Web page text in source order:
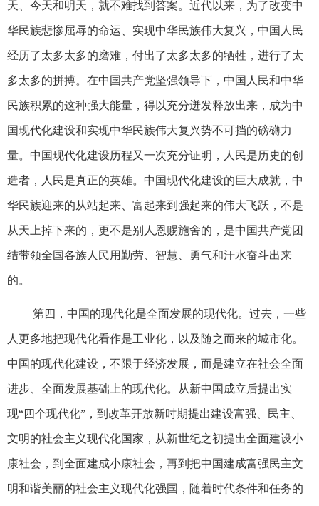
天、今天和明天，就不难找到答案。近代以来，为了改变中
华民族悲惨屈辱的命运、实现中华民族伟大复兴，中国人民
经历了太多太多的磨难，付出了太多太多的牺牲，进行了太
多太多的拼搏。在中国共产党坚强领导下，中国人民和中华
民族积累的这种强大能量，得以充分迸发释放出来，成为中
国现代化建设和实现中华民族伟大复兴势不可挡的磅礴力
量。中国现代化建设历程又一次充分证明，人民是历史的创
造者，人民是真正的英雄。中国现代化建设的巨大成就，中
华民族迎来的从站起来、富起来到强起来的伟大飞跃，不是
从天上掉下来的，更不是别人恩赐施舍的，是中国共产党团
结带领全国各族人民用勤劳、智慧、勇气和汗水奋斗出来
的。
第四，中国的现代化是全面发展的现代化。过去，一些
人更多地把现代化看作是工业化，以及随之而来的城市化。
中国的现代化建设，不限于经济发展，而是建立在社会全面
进步、全面发展基础上的现代化。从新中国成立后提出实
现“四个现代化”，到改革开放新时期提出建设富强、民主、
文明的社会主义现代化国家，从新世纪之初提出全面建设小
康社会，到全面建成小康社会，再到把中国建成富强民主文
明和谐美丽的社会主义现代化强国，随着时代条件和任务的